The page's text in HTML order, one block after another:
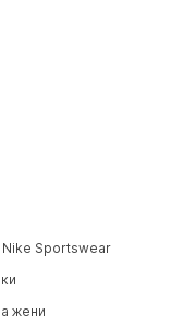
Nike Sportswear
жени